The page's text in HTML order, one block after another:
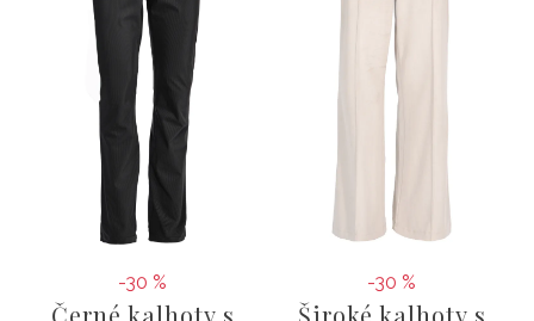
-30 %
Černé kalhoty s
-30 %
Široké kalhoty s